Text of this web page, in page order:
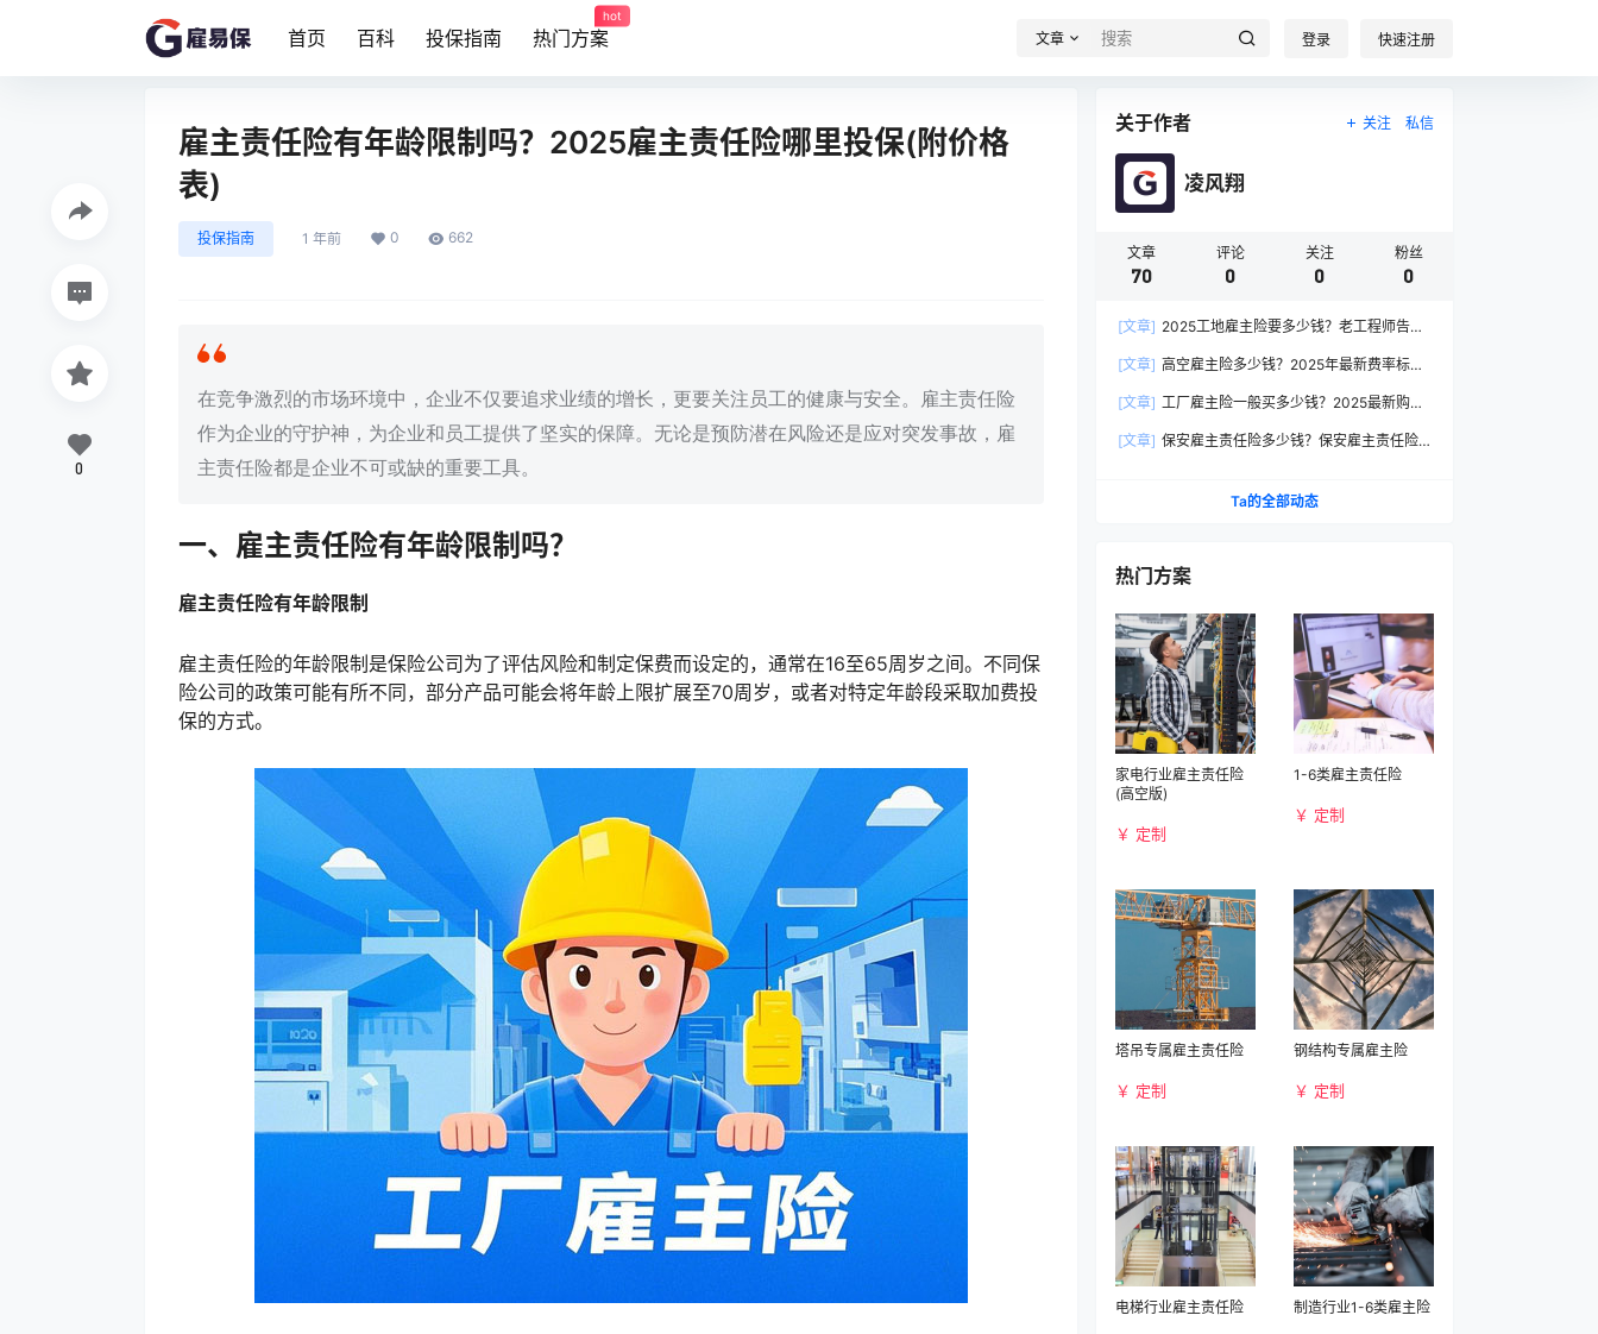
首页 百科 投保指南 热门方案
hot
文章 登录 快速注册
雇主责任险有年龄限制吗？2025雇主责任险哪里投保(附价格
表)
投保指南 1 年前 0 662
在竞争激烈的市场环境中，企业不仅要追求业绩的增长，更要关注员工的健康与安全。雇主责任险
作为企业的守护神，为企业和员工提供了坚实的保障。无论是预防潜在风险还是应对突发事故，雇
主责任险都是企业不可或缺的重要工具。
一、雇主责任险有年龄限制吗？
雇主责任险有年龄限制
雇主责任险的年龄限制是保险公司为了评估风险和制定保费而设定的，通常在16至65周岁之间。不同保
险公司的政策可能有所不同，部分产品可能会将年龄上限扩展至70周岁，或者对特定年龄段采取加费投
保的方式。
0
关于作者 关注 私信
凌风翔
文章
70
评论
0
关注
0
粉丝
0
[文章] 2025工地雇主险要多少钱？老工程师告诉
[文章] 高空雇主险多少钱？2025年最新费率标准
[文章] 工厂雇主险一般买多少钱？2025最新购买
[文章] 保安雇主责任险多少钱？保安雇主责任险
Ta的全部动态
热门方案
家电行业雇主责任险
(高空版)
￥ 定制
1-6类雇主责任险
￥ 定制
塔吊专属雇主责任险
￥ 定制
钢结构专属雇主险
￥ 定制
电梯行业雇主责任险 制造行业1-6类雇主险